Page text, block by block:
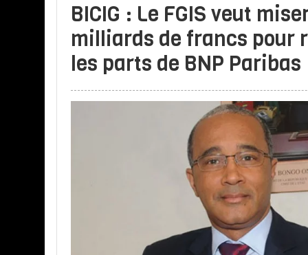
BICIG : Le FGIS veut
milliards de francs pour
les parts de BNP Paribas